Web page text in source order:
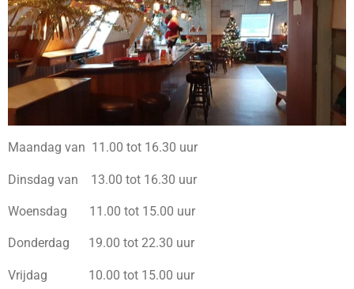
Maandag van 11.00 tot 16.30 uur
Dinsdag van 13.00 tot 16.30 uur
Woensdag 11.00 tot 15.00 uur
Donderdag 19.00 tot 22.30 uur
Vrijdag 10.00 tot 15.00 uur